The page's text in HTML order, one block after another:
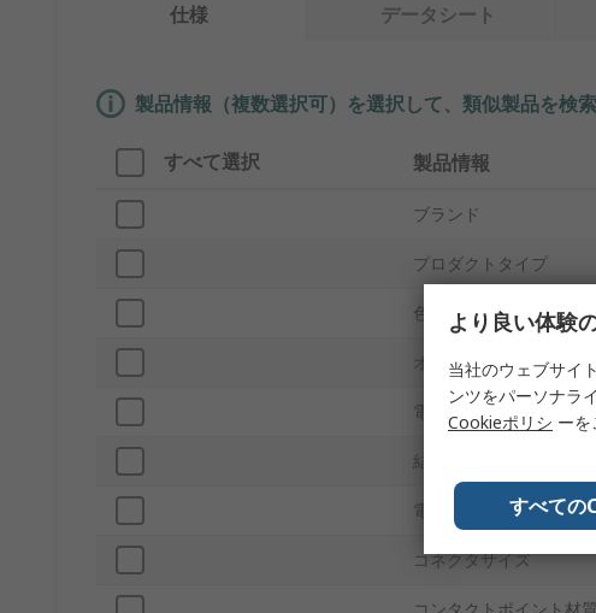
仕様 データシート
製品情報（複数選択可）を選択して、類似製品を検索
すべて選択 製品情報
ブランド
プロダクトタイプ
色
オス/メス
電流
結線方法
電圧
コネクタサイズ
より良い体験
当社のウェブサイ
ンツをパーソナラ
Cookieポリシ ーを
すべての